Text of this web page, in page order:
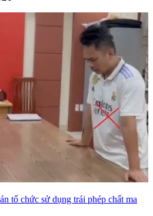
tổ chức sử dụng trái phép chất ma